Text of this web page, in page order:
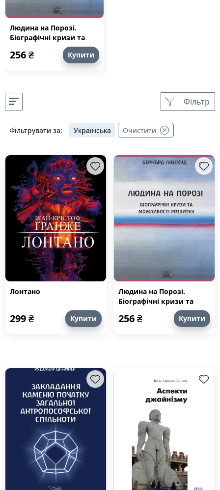
Людина на Порозі.
Біографічні кризи та
можливості розвитку
256₴ Купити
Фільтр
Українська Очистити
Фільтрувати за:
Лонтано
299₴ Купити
Людина на Порозі.
Біографічні кризи та
можливості розвитку
256₴ Купити